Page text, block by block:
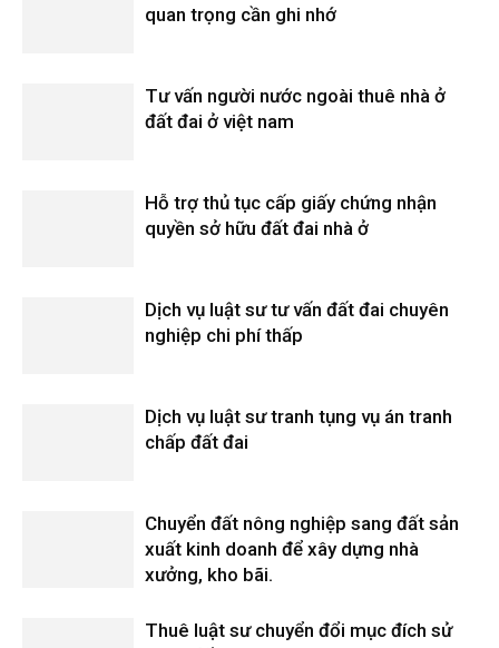
quan trọng cần ghi nhớ
Tư vấn người nước ngoài thuê nhà ở
đất đai ở việt nam
Hỗ trợ thủ tục cấp giấy chứng nhận
quyền sở hữu đất đai nhà ở
Dịch vụ luật sư tư vấn đất đai chuyên
nghiệp chi phí thấp
Dịch vụ luật sư tranh tụng vụ án tranh
chấp đất đai
Chuyển đất nông nghiệp sang đất sản
xuất kinh doanh để xây dựng nhà
xưởng, kho bãi.
Thuê luật sư chuyển đổi mục đích sử